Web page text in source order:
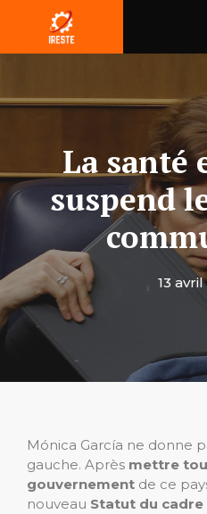
contenu
La santé
suspend
13
Mónica García ne donne
gauche. Après mettre
gouvernement de ce
nouveau Statut du